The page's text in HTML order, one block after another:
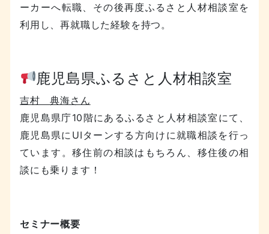
ーカーへ転職、その後再度ふるさと人材相談室を
利用し、再就職した経験を持つ。
鹿児島県ふるさと人材相談室
吉村 典海さん
鹿児島県庁10階にあるふるさと人材相談室にて、
鹿児島県にUIターンする方向けに就職相談を行っ
ています。移住前の相談はもちろん、移住後の相
談にも乗ります！
セミナー概要